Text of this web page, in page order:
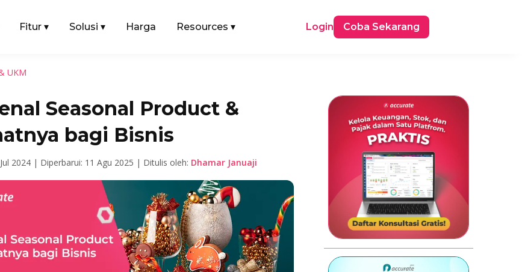
Fitur ▾ Solusi ▾ Harga Resources ▾ Login Coba Sekarang
UKM
Seasonal Product &
bagi Bisnis
2024 | Diperbarui: 11 Agu 2025 | Ditulis oleh: Dhamar Januaji